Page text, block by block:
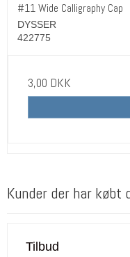
#11 Wide Calligraphy Cap
DYSSER
422775
3,00 DKK
Kunder der har
Tilbud